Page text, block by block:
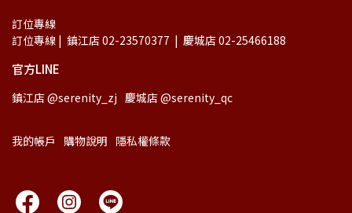
訂位專線
訂位專線 |  鎮江店 02-23570377  |  慶城店 02-25466188
官方LINE
鎮江店 @serenity_zj 慶城店 @serenity_qc
我的帳戶 購物說明 隱私權條款